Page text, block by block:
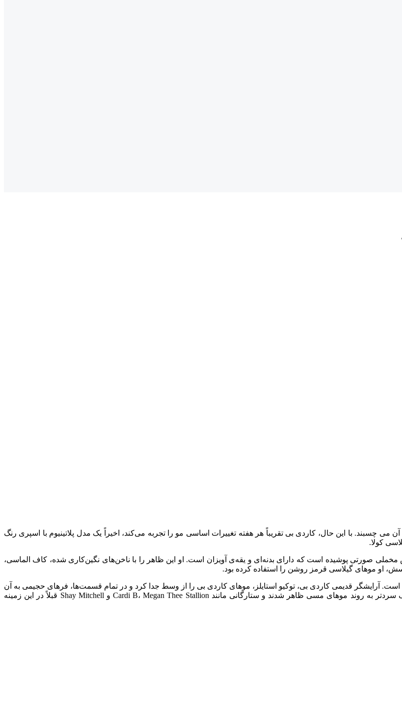
چسبند. با این حال، کاردی بی تقریباً هر هفته تغییرات اساسی مو را تجربه می‌کند، اخیراً یک مدل پلاتینیوم با اسپری رنگ
کولا.
مخملی صورتی پوشیده است که دارای بدنه‌ای و یقه‌ی آویزان است. او این ظاهر را با ناخن‌های نگین‌کاری شده، کاف الماسی،
او موهای گیلاسی قرمز روشن را استفاده کرده بود.
آرایشگر قدیمی کاردی بی، توکیو استایلز، موهای کاردی بی را از وسط جدا کرد و در تمام قسمت‌ها، فرهای حجیمی به آن
اضافه کرد. موهای گیلاسی کولا در بهار امسال به عنوان پاسخی تیره تر و با رنگ سردتر به روند موهای مسی ظاهر شدند و ستارگانی مانند Cardi B، Megan Thee Stallion و Shay Mitchell قبلاً در این زمینه